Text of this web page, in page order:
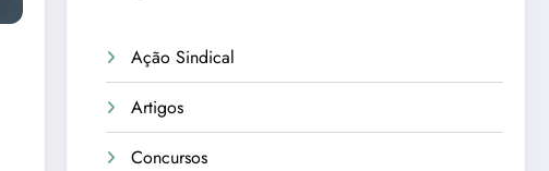
Ação Sindical
Artigos
Concursos